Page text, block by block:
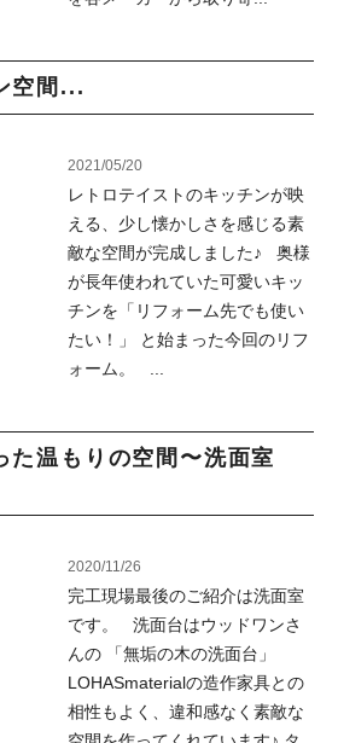
空間...
2021/05/20
レトロテイストのキッチンが映
える、少し懐かしさを感じる素
敵な空間が完成しました♪ 奥様
が長年使われていた可愛いキッ
チンを「リフォーム先でも使い
たい！」 と始まった今回のリフ
ォーム。 ...
た温もりの空間〜洗面室
2020/11/26
完工現場最後のご紹介は洗面室
です。 洗面台はウッドワンさ
んの 「無垢の木の洗面台」
LOHASmaterialの造作家具との
相性もよく、違和感なく素敵な